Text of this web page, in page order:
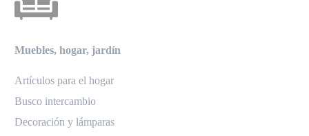
Muebles, hogar, jardín
Artículos para el hogar
Busco intercambio
Decoración y lámparas